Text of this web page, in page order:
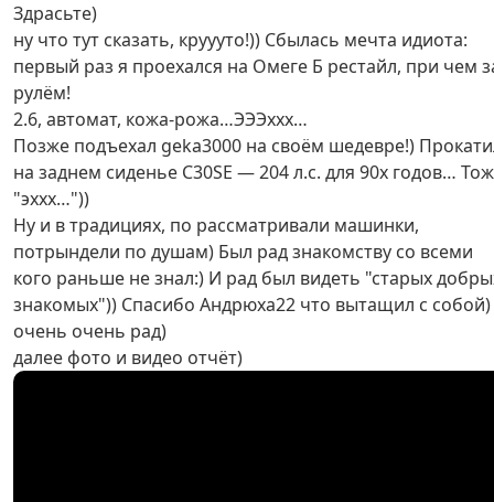
Здрасьте)
ну что тут сказать, круууто!)) Сбылась мечта идиота:
первый раз я проехался на Омеге Б рестайл, при чем
рулём!
2.6, автомат, кожа-рожа…ЭЭЭххх…
Позже подъехал geka3000 на своём шедевре!)
на заднем сиденье С30SE — 204 л.с. для 90х годов…
"эххх…"))
Ну и в традициях, по рассматривали машинки,
потрындели по душам) Был рад знакомству со всеми
кого раньше не знал:) И рад был видеть "старых
знакомых")) Спасибо Андрюха22 что вытащил с собой)
очень очень рад)
далее фото и видео отчёт)